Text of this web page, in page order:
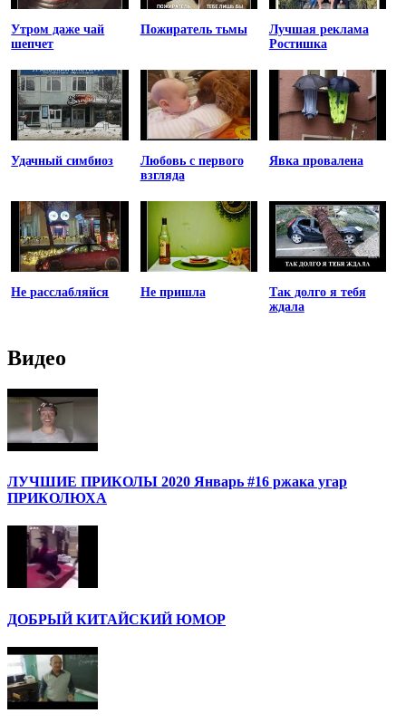
Утром даже чай
шепчет
Пожиратель тьмы
Лучшая реклама
Ростишка
Удачный симбиоз
Любовь с первого
взгляда
Явка провалена
Не расслабляйся Не пришла
Так долго я тебя
ждала
Видео
ЛУЧШИЕ ПРИКОЛЫ 2020 Январь #16 ржака угар
ПРИКОЛЮХА
ДОБРЫЙ КИТАЙСКИЙ ЮМОР